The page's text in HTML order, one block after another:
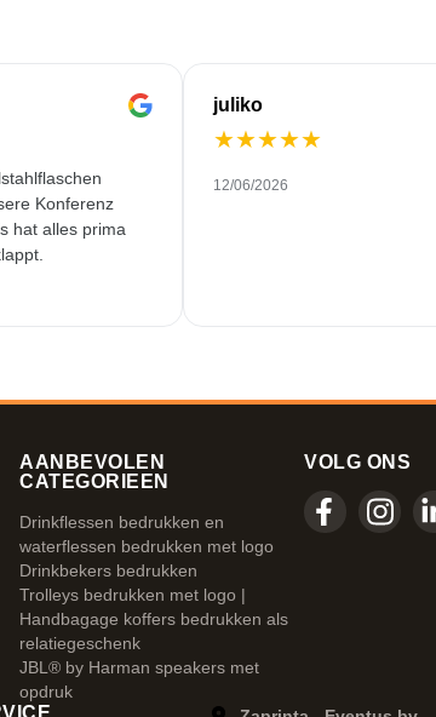
Konferenz
hat alles prima
juliko
★★★★★
12/06/2026
AANBEVOLEN
CATEGORIEEN
Drinkflessen bedrukken en
waterflessen bedrukken met logo
Drinkbekers bedrukken
Trolleys bedrukken met logo |
Handbagage koffers bedrukken als
relatiegeschenk
JBL® by Harman speakers met
opdruk
VOLG ONS